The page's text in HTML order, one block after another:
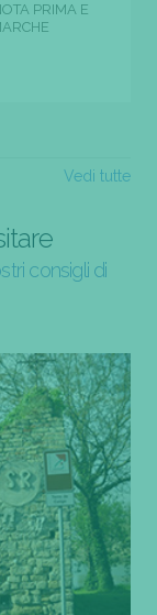
PRIMA E
Vedi tutte
consigli di